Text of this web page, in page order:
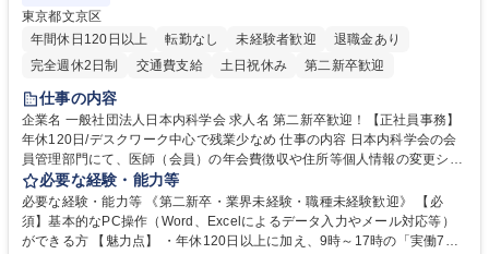
東京都文京区
年間休日120日以上
転勤なし 未経験者歓迎
退職金あり
完全週休2日制
交通費支給 土日祝休み 第二新卒歓迎
仕事の内容
企業名 一般社団法人日本内科学会 求人名 第二新卒歓迎！【正社員事務】
年休120日/デスクワーク中心で残業少なめ 仕事の内容 日本内科学会の会
員管理部門にて、医師（会員）の年会費徴収や住所等個人情報の変更シス
テム入力、電話・FAX対応をお任せします。将来的には、各種委員会の運
営事務局業務などにも幅広く携わっていただきます。 【会員管理・データ
入力業務】 ・医師（会員）の住所変更、個人情報のシステム登録・更新
・年会費の徴収管理や入金データの照合確認 【問い合わせ対応】 ・会員
必要な経験・能力等
必要な経験・能力等 《第二新卒・業界未経験・職種未経験歓迎》 【必
須】基本的なPC操作（Word、Excelによるデータ入力やメール対応等）
ができる方 【魅力点】 ・年休120日以上に加え、9時～17時の「実働7時